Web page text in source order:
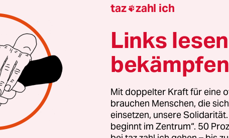
n Paris sind die Leichenhallen überfüllt wegen
taz zahl ich
Links
bekämpfen
Mit doppelter Kraft für eine
brauchen Menschen, die
einsetzen, unsere
beginnt im Zentrum“. 50